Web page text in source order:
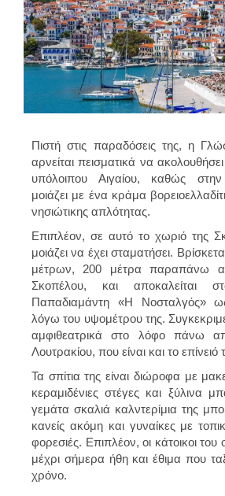
Πιστή στις παραδόσεις της, η
αρνείται πεισματικά να
υπόλοιπου Αιγαίου, καθώς στην
μοιάζει με ένα κράμα
νησιώτικης απλότητας.
Επιπλέον, σε αυτό το χωριό της
μοιάζει να έχει σταματήσει.
μέτρων, 200 μέτρα παραπάνω
Σκοπέλου, και αποκαλείται
Παπαδιαμάντη «Η Νοσταλγός»
λόγω του υψομέτρου της.
αμφιθεατρικά στο λόφο πάνω
Λουτρακίου, που είναι και το
Τα σπίτια της είναι διώροφα με
κεραμιδένιες στέγες και ξύλινα
γεμάτα σκαλιά καλντερίμια της
κανείς ακόμη και γυναίκες με
φορεσιές. Επιπλέον, οι κάτοικοι του
μέχρι σήμερα ήθη και έθιμα που
χρόνο.